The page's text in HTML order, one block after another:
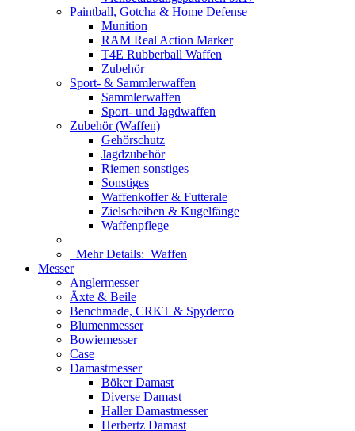
Paintball, Gotcha & Home Defense
Munition
RAM Real Action Marker
T4E Rubberball Waffen
Zubehör
Sport- & Sammlerwaffen
Sammlerwaffen
Sport- und Jagdwaffen
Zubehör (Waffen)
Gehörschutz
Jagdzubehör
Riemen sonstiges
Sonstiges
Waffenkoffer & Futterale
Zielscheiben & Kugelfänge
Waffenpflege
Mehr Details: Waffen
Messer
Anglermesser
Äxte & Beile
Benchmade, CRKT & Spyderco
Blumenmesser
Bowiemesser
Case
Damastmesser
Böker Damast
Diverse Damast
Haller Damastmesser
Herbertz Damast